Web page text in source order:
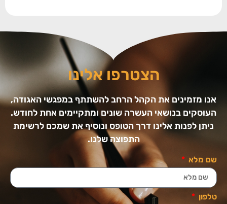
הצטרפו אלינו
אנו מזמינים את הקהל הרחב להשתתף במפגשי האגודה,
העוסקים בנושאי העשרה שונים ומתקיימים אחת לחודש.
ניתן לפנות אלינו דרך הטופס ונוסיף את שמכם לרשימת
התפוצה שלנו.
שם מלא
טלפון